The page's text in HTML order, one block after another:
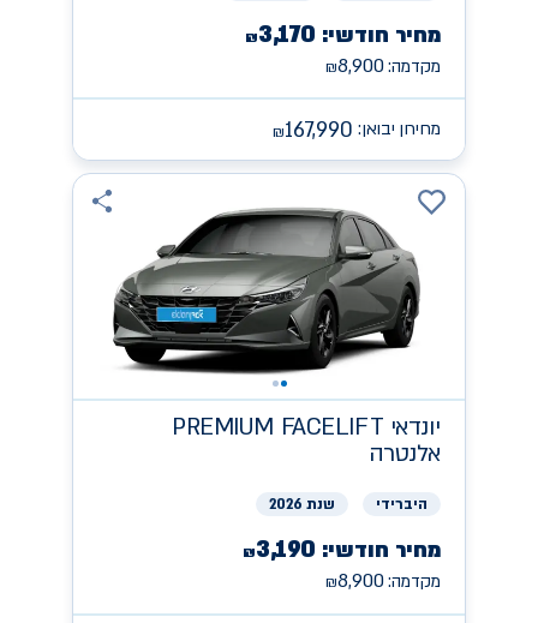
מחיר חודשי: ₪3,170
מקדמה: ₪8,900
מחירון יבואן: ₪167,990
יונדאי PREMIUM FACELIFT
אלנטרה
היברידי שנת 2026
מחיר חודשי: ₪3,190
מקדמה: ₪8,900